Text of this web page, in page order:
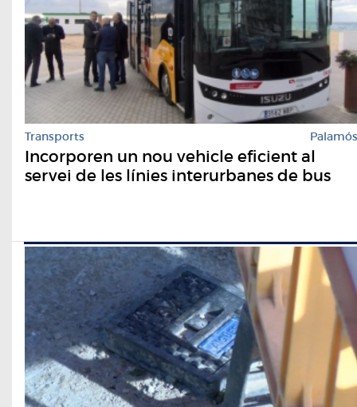
Transports Palamós
Incorporen un nou vehicle eficient al
servei de les línies interurbanes de bus